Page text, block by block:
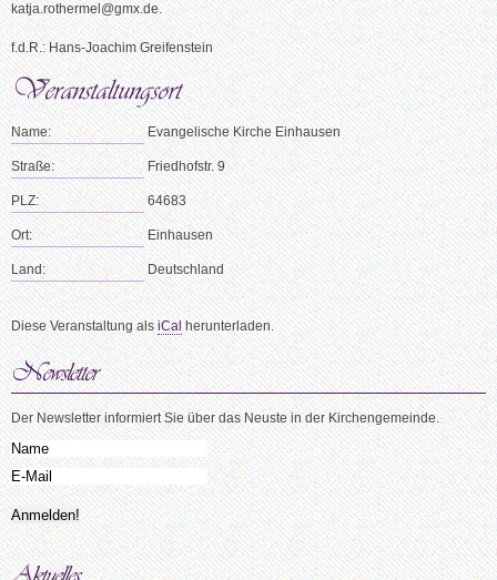
katja.rothermel@gmx.de.
f.d.R.: Hans-Joachim Greifenstein
Name: Evangelische Kirche Einhausen
Straße: Friedhofstr. 9
PLZ: 64683
Ort: Einhausen
Land: Deutschland
Diese Veranstaltung alsiCalherunterladen.
Der Newsletter informiert Sie über das Neuste in der Kirchengemeinde.